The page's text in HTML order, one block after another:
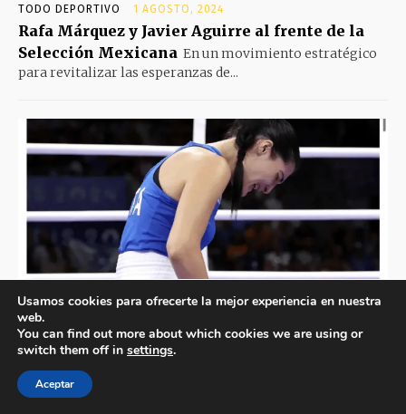
Usamos cookies para ofrecerte la mejor experiencia en nuestra
web.
You can find out more about which cookies we are using or
switch them off in settings.
Aceptar